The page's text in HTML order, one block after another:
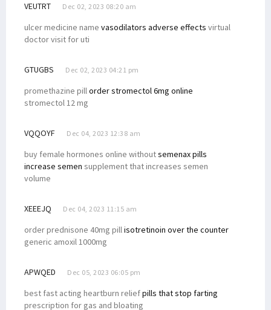
VEUTRT Dec 02, 2023 08:20 am
ulcer medicine name vasodilators adverse effects virtual
doctor visit for uti
GTUGBS Dec 02, 2023 04:21 pm
promethazine pillorder stromectol 6mg online
stromectol 12 mg
VQQOYF Dec 04, 2023 12:38 am
buy female hormones online withoutsemenax pills
increase semen supplement that increases semen
volume
XEEEJQ Dec 04, 2023 11:15 am
order prednisone 40mg pillisotretinoin over the counter
generic amoxil 1000mg
APWQED Dec 05, 2023 06:05 pm
best fast acting heartburn reliefpills that stop farting
prescription for gas and bloating